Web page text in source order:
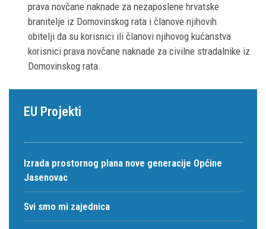
prava novčane naknade za nezaposlene hrvatske
branitelje iz Domovinskog rata i članove njihovih
obitelji da su korisnici ili članovi njihovog kućanstva
korisnici prava novčane naknade za civilne stradalnike iz
Domovinskog rata.
EU Projekti
Izrada prostornog plana nove generacije Općine
Jasenovac
Svi smo mi zajednica